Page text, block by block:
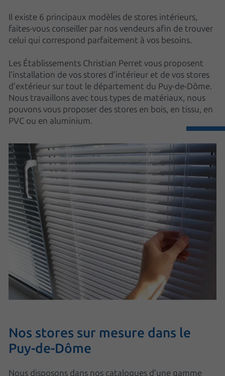
Il existe 6 principaux modèles de stores intérieurs,
faites-vous conseiller par nos vendeurs afin de trouver
celui qui correspond parfaitement à vos besoins.
Les Établissements Christian Perret vous proposent
l’installation de vos stores d’intérieur et de vos stores
d’extérieur sur tout le département du Puy-de-Dôme.
Nous travaillons avec tous types de matériaux, nous
pouvons vous proposer des stores en bois, en tissu, en
PVC ou en aluminium.
Nos stores sur mesure dans le
Puy-de-Dôme
Nous disposons dans nos catalogues d’une gamme